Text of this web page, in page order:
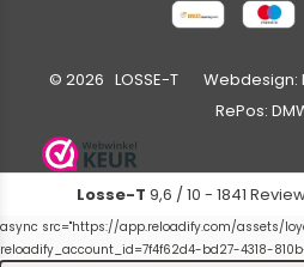
© 2026 LOSSE-T Webdesign:
RePos:
Losse-T 9,6 / 10 - 1841
async src="https://app.reloadify.com/assets/
reloadify_account_id=7f4f62d4-bd27-4318-810b-